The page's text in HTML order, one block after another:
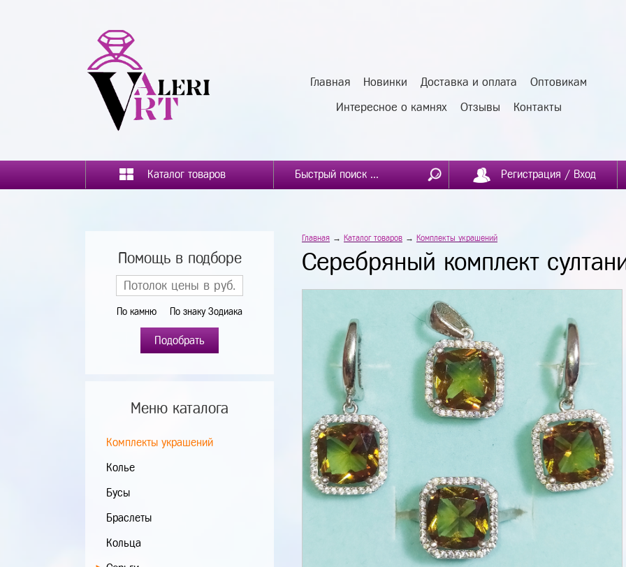
Главная Новинки Доставка и оплата Оптовикам
Интересное о камнях Отзывы Контакты
Каталог товаров Регистрация / Вход
Помощь в подборе
По камню По знаку Зодиака
Подобрать
Меню каталога
Комплекты украшений
Колье
Бусы
Браслеты
Кольца
Главная → Каталог товаров → Комплекты украшений
Серебряный комплект